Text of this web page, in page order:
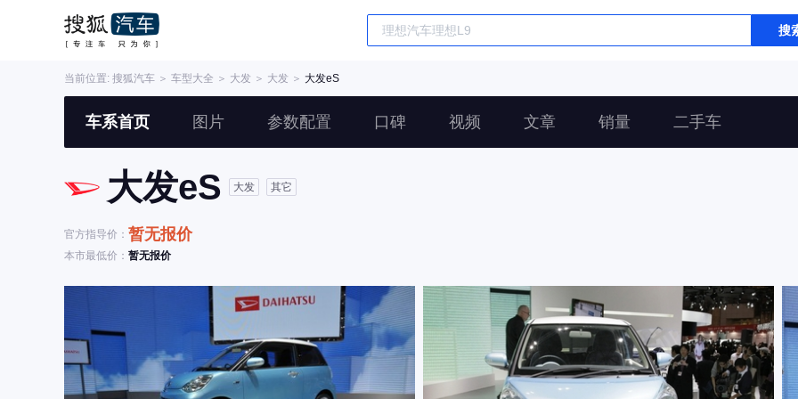
搜
当前位置: 搜狐汽车 ＞ 车型大全 ＞ 大发 ＞ 大发 ＞ 大发eS
车系首页 图片 参数配置 口碑 视频 文章 销量 二手车
大发eS 大发 其它
官方指导价： 暂无报价
本市最低价： 暂无报价